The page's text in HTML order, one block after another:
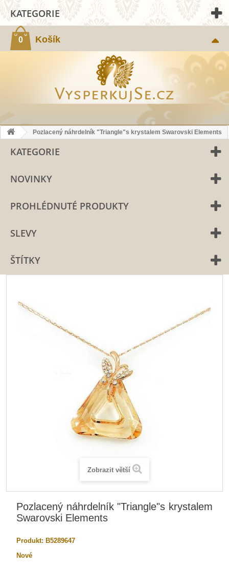
0 Košík
KATEGORIE
Pozlacený náhrdelník "Triangle"s krystalem Swarovski Elements
KATEGORIE
NOVINKY
PROHLÉDNUTÉ PRODUKTY
SLEVY
ŠTÍTKY
Zobrazit větší
Pozlacený náhrdelník "Triangle"s krystalem
Swarovski Elements
Produkt: B5289647
Nové